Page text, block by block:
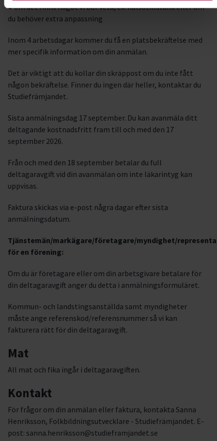
● om det finns något vi bör veta, ex. hälsotillstånd eller om
du behöver extra anpassning
Inom 4 arbetsdagar kommer du få en platsbekräftelse med
mer specifik information om din anmälan.
Det är viktigt att du kollar din skräppost om du inte fått
någon bekräftelse. Finner du ingen där heller, kontaktar du
Studiefrämjandet.
Sista anmälningsdag 17 september. Du kan avanmäla ditt
deltagande kostnadsfritt fram till och med den 17
september 2026.
Från och med den 18 september betalar du full
deltagaravgift vid din avanmälan om inte läkarintyg kan
uppvisas.
Faktura skickas via e-post några dagar efter sista
anmälningsdatum.
Tjänstemän/markägare/företagare/myndighet/
för en förening:
Om du är företagare eller om din arbetsgivare betalare för
din deltagaravgift anger du detta i anmälningsformuläret.
Kommun- och landstingsanställda samt myndigheter
måste ange referenskod/referensnummer så vi kan
fakturera rätt för din deltagaravgift.
Mat
All mat och fika ingår i deltagaravgiften.
Kontakt
För frågor om din anmälan eller faktura, kontakta Sanna
Henriksson, Folkbildningsutvecklare - Studiefrämjandet. E-
post: sanna.henriksson@studieframjandet.se